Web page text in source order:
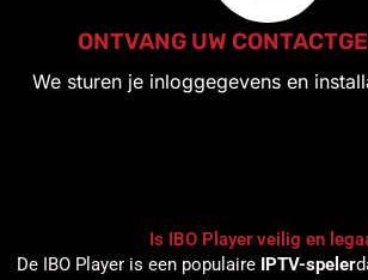
ONTVANG UW
We sturen je inloggegevens en
Is IBO Player veilig en
De IBO Player is een populaire IPTV-speler